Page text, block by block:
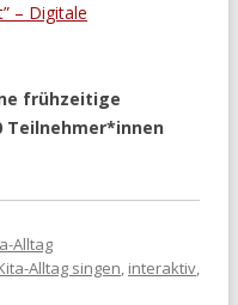
– Digitale
frühzeitige
Teilnehmer*innen
Alltag
Alltag singen, interaktiv,